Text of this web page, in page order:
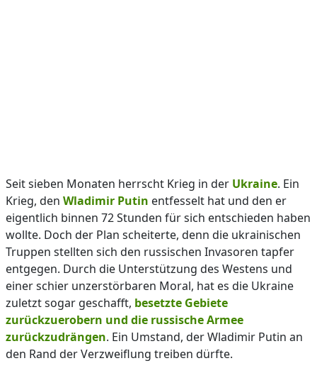
Seit sieben Monaten herrscht Krieg in der Ukraine. Ein
Krieg, den Wladimir Putin entfesselt hat und den er
eigentlich binnen 72 Stunden für sich entschieden haben
wollte. Doch der Plan scheiterte, denn die ukrainischen
Truppen stellten sich den russischen Invasoren tapfer
entgegen. Durch die Unterstützung des Westens und
einer schier unzerstörbaren Moral, hat es die Ukraine
zuletzt sogar geschafft, besetzte Gebiete
zurückzuerobern und die russische Armee
zurückzudrängen. Ein Umstand, der Wladimir Putin an
den Rand der Verzweiflung treiben dürfte.